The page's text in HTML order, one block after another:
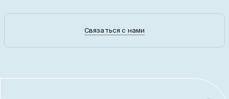
Связаться с нами